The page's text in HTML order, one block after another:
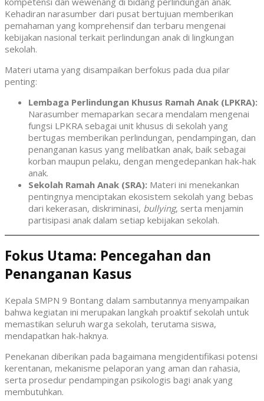
Kehadiran narasumber dari pusat bertujuan memberikan
pemahaman yang komprehensif dan terbaru mengenai
kebijakan nasional terkait perlindungan anak di lingkungan
sekolah.
Materi utama yang disampaikan berfokus pada dua pilar
penting:
Lembaga Perlindungan Khusus Ramah Anak (LPKRA):
Narasumber memaparkan secara mendalam mengenai
fungsi LPKRA sebagai unit khusus di sekolah yang
bertugas memberikan perlindungan, pendampingan, dan
penanganan kasus yang melibatkan anak, baik sebagai
korban maupun pelaku, dengan mengedepankan hak-hak
anak.
Sekolah Ramah Anak (SRA): Materi ini menekankan
pentingnya menciptakan ekosistem sekolah yang bebas
dari kekerasan, diskriminasi, bullying, serta menjamin
partisipasi anak dalam setiap kebijakan sekolah.
Fokus Utama: Pencegahan dan
Penanganan Kasus
Kepala SMPN 9 Bontang dalam sambutannya menyampaikan
bahwa kegiatan ini merupakan langkah proaktif sekolah untuk
memastikan seluruh warga sekolah, terutama siswa,
mendapatkan hak-haknya.
Penekanan diberikan pada bagaimana mengidentifikasi potensi
kerentanan, mekanisme pelaporan yang aman dan rahasia,
serta prosedur pendampingan psikologis bagi anak yang
membutuhkan.